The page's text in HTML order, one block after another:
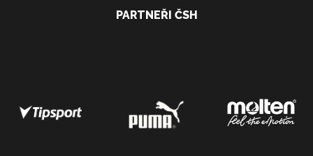
PARTNEŘI ČSH